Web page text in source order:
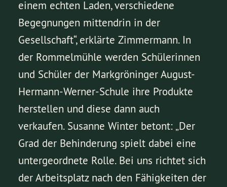
einem echten Laden, verschiedene
Begegnungen mittendrin in der
Gesellschaft“, erklärte Zimmermann. In
der Rommelmühle werden Schülerinnen
und Schüler der Markgröninger August-
Hermann-Werner-Schule ihre Produkte
herstellen und diese dann auch
verkaufen. Susanne Winter betont: „Der
Grad der Behinderung spielt dabei eine
untergeordnete Rolle. Bei uns richtet sich
der Arbeitsplatz nach den Fähigkeiten der